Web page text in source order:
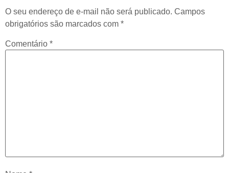
O seu endereço de e-mail não será publicado. Campos
obrigatórios são marcados com *
Comentário *